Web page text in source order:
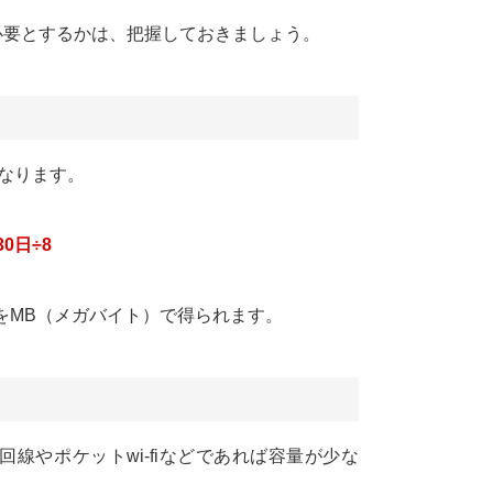
とするかは、把握しておきましょう。
ります。
日÷8
（メガバイト）で得られます。
線やポケットwi-fiなどであれば容量が少な